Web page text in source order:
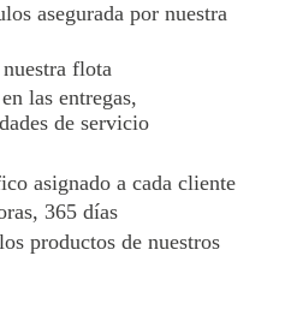
asegurada por nuestra
flota
las entregas,
de servicio
asignado a cada cliente
365 días
productos de nuestros